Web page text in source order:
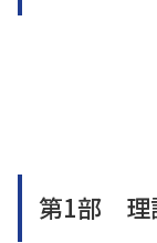
第1部 理